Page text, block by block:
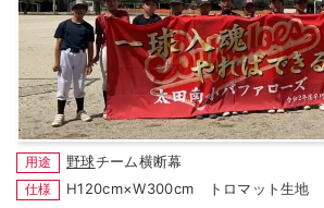
用途 野球チーム横断幕
仕様 H120cm×W300cm トロマット生地